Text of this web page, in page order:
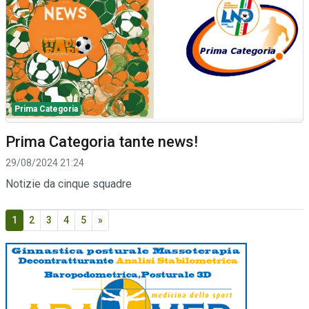
Prima Categoria
Prima Categoria tante news!
29/08/2024 21:24
Notizie da cinque squadre
1 2 3 4 5 »